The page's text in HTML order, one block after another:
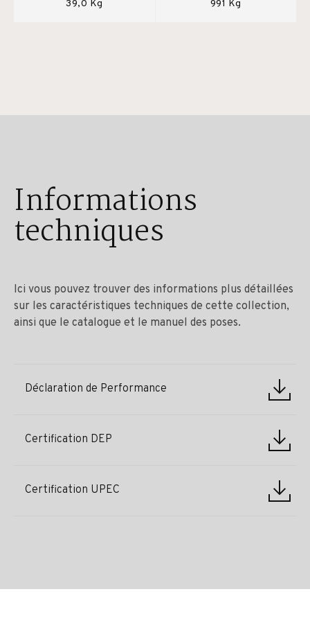
39,0 Kg 991 Kg
Informations
techniques
Ici vous pouvez trouver des informations plus détaillées
sur les caractéristiques techniques de cette collection,
ainsi que le catalogue et le manuel des poses.
Déclaration de Performance
Certification DEP
Certification UPEC